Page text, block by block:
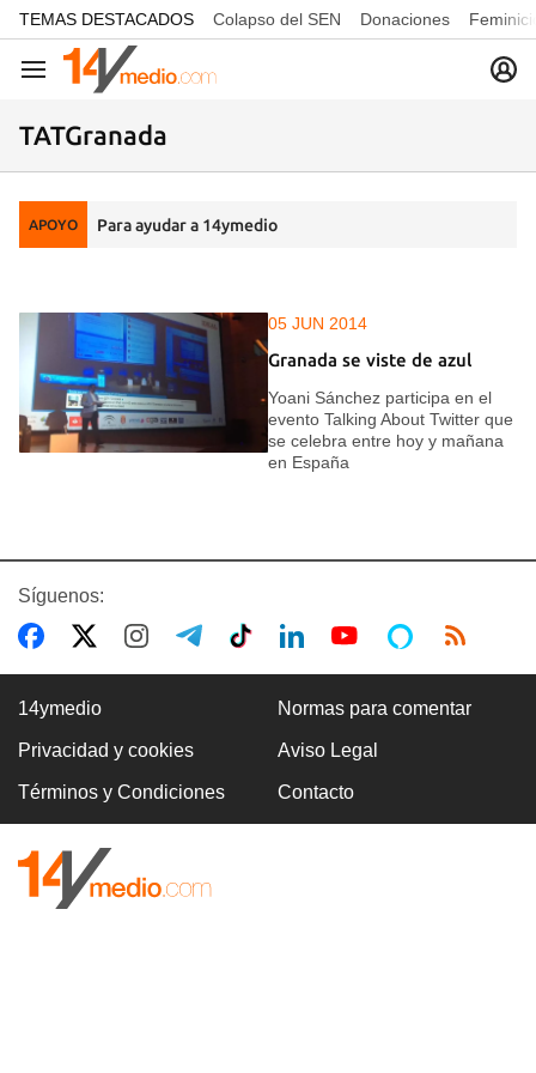
common.go-to-content
TEMAS DESTACADOS Colapso del SEN Donaciones
Navegación
TATGranada
APOYO Para ayudar a 14ymedio
05 JUN 2014
Granada se viste de azul
Yoani Sánchez participa en el
evento Talking About Twitter que
se celebra entre hoy y mañana
en España
Síguenos:
14ymedio Normas para comentar
Privacidad y cookies Aviso Legal
Términos y Condiciones Contacto